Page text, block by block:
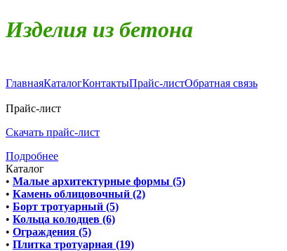
Изделия из бетона
ГлавнаяКаталогКонтактыПрайс-листОбратная связь
Прайс-лист
Скачать прайс-лист
Подробнее
Каталог
• Малые архитектурные формы (5)
• Камень облицовочный (2)
• Борт тротуарный (5)
• Кольца колодцев (6)
• Ограждения (5)
• Плитка тротуарная (19)